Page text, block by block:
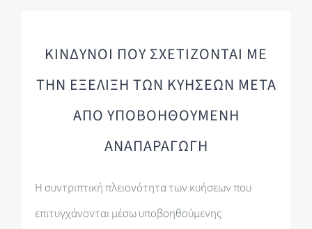
ΚΙΝΔΥΝΟΙ ΠΟΥ ΣΧΕΤΙΖΟΝΤΑΙ ΜΕ
ΤΗΝ ΕΞΕΛΙΞΗ ΤΩΝ ΚΥΗΣΕΩΝ ΜΕΤΑ
ΑΠΟ ΥΠΟΒΟΗΘΟΥΜΕΝΗ
ΑΝΑΠΑΡΑΓΩΓΗ
Η συντριπτική πλειονότητα των κυήσεων που
επιτυγχάνονται μέσω υποβοηθούμενης